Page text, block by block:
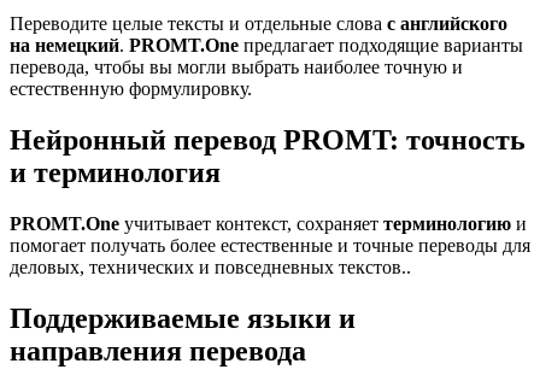
Переводите целые тексты и отдельные слова с английского
на немецкий. PROMT.One предлагает подходящие варианты
перевода, чтобы вы могли выбрать наиболее точную и
естественную формулировку.
Нейронный перевод PROMT: точность
и терминология
PROMT.One учитывает контекст, сохраняет терминологию и
помогает получать более естественные и точные переводы для
деловых, технических и повседневных текстов..
Поддерживаемые языки и
направления перевода